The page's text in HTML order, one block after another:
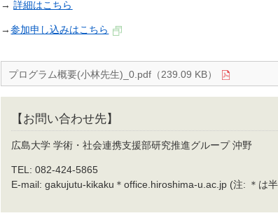
→詳細はこちら
→参加申し込みはこちら
プログラム概要(小林先生)_0.pdf（239.09 KB）
【お問い合わせ先】
広島大学 学術・社会連携支援部研究推進グループ 沖野
TEL: 082-424-5865
E-mail: gakujutu-kikaku＊office.hiroshima-u.ac.jp (注: ＊は